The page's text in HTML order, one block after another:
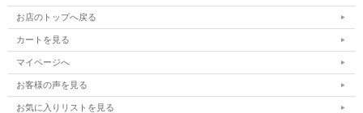
お店のトップへ戻る
カートを見る
マイページへ
お客様の声を見る
お気に入りリストを見る